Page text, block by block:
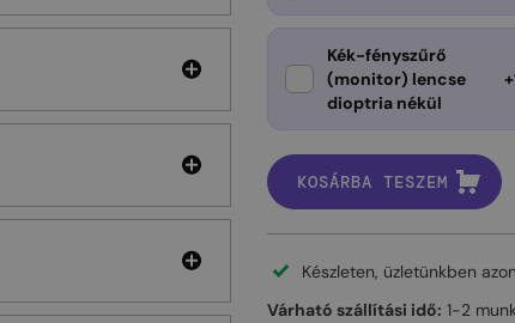
Kék-fényszűrő
(monitor) lencse
dioptria nékül
KOSÁRBA TESZEM
Készleten, üzletünkben
Várható szállítási idő: 1-2